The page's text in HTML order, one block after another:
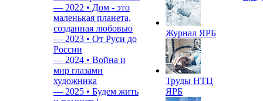
— 2022 • Дом - это
маленькая планета,
созданная любовью
— 2023 • От Руси до
России
— 2024 • Война и
мир глазами
художника
— 2025 • Будем жить
Журнал ЯРБ
Труды НТЦ
ЯРБ